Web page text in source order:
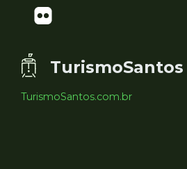
TurismoSantos
TurismoSantos.com.br